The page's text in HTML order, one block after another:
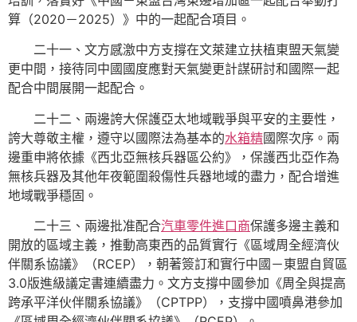
算（2020－2025）》中的一起配合項目。
二十一、文方感激中方支撐在文萊建立扶植東盟天氣變
更中間，接待同中國國度應對天氣變更計謀研討和國際一起
配合中間展開一起配合。
二十二、兩邊誇大保護亞太地域戰爭與平安的主要性，
誇大尊敬主權，遵守以國際法為基本的水箱精國際次序。兩
邊重申將依據《西北亞無核兵器區公約》，保護西北亞作為
無核兵器及其他年夜範圍殺傷性兵器地域的盡力，配合增進
地域戰爭穩固。
二十三、兩邊批准配合汽車零件進口商保護多邊主義和
開放的區域主義，推動高東西的品質實行《區域周全經濟伙
伴關系協議》（RCEP），朝著簽訂和實行中國－東盟自貿區
3.0版進級議定書連續盡力。文方支撐中國參加《周全與提高
跨承平洋伙伴關系協議》（CPTPP），支撐中國噴鼻港參加